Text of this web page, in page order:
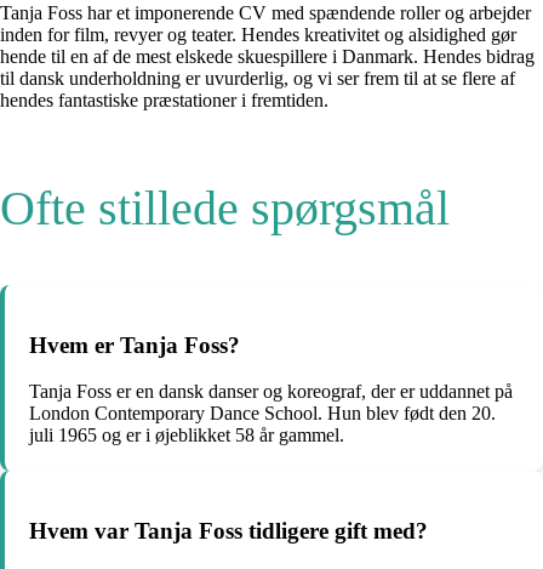
Tanja Foss har et imponerende CV med spændende roller og arbejder
inden for film, revyer og teater. Hendes kreativitet og alsidighed gør
hende til en af de mest elskede skuespillere i Danmark. Hendes bidrag
til dansk underholdning er uvurderlig, og vi ser frem til at se flere af
hendes fantastiske præstationer i fremtiden.
Ofte stillede spørgsmål
Hvem er Tanja Foss?
Tanja Foss er en dansk danser og koreograf, der er uddannet på
London Contemporary Dance School. Hun blev født den 20.
juli 1965 og er i øjeblikket 58 år gammel.
Hvem var Tanja Foss tidligere gift med?